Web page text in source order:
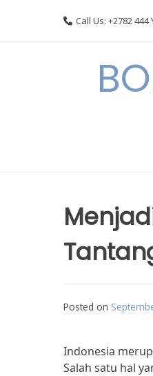
Call Us: +2782 444
Posted on
Indonesia
Salah satu hal